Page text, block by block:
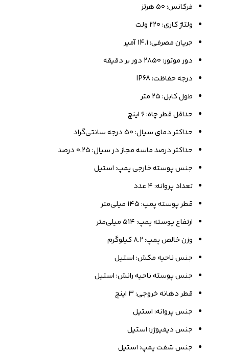
فرکانس: ۵۰ هرتز
ولتاژ کاری: ۲۲۰ ولت
جریان مصرفی: 14.1 آمپر
دور موتور: ۲۸۵۰ دور بر دقیقه
درجه حفاظت: IP68
طول کابل: ۲۵ متر
حداقل قطر چاه: ۶ اینچ
حداکثر دمای سیال: ۵۰ درجه سانتی‌گراد
حداکثر درصد ماسه مجاز در سیال: ۰.۲۵ درصد
جنس پوسته خارجی پمپ: استیل
تعداد پروانه: ۴ عدد
قطر پوسته پمپ: ۱۴۵ میلی‌متر
ارتفاع پوسته پمپ: ۵۱۴ میلی‌متر
وزن خالص پمپ: ۸.۲ کیلوگرم
جنس ناحیه مکش: استیل
جنس پوسته ناحیه رانش: استیل
قطر دهانه خروجی: ۳ اینچ
جنس پروانه: استیل
جنس دیفیوژر: استیل
جنس شفت پمپ: استیل